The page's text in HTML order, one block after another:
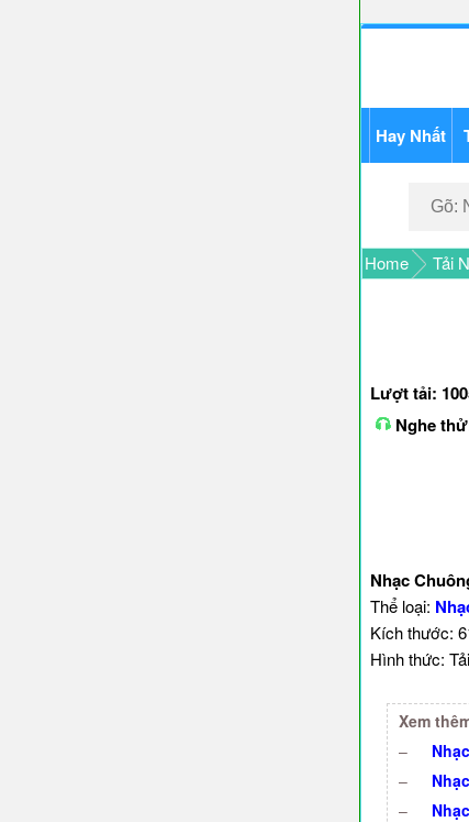
Hay Nhất
Home Tải
Lượt tải:
Nghe
Nhạc
Thể loại:
Kích thước:
Hình thức:
Xem
–
–
–